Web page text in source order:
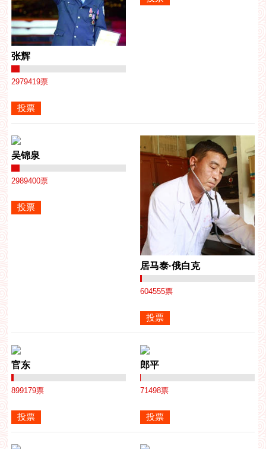
张辉
2979419票
吴锦泉
2989400票
居马泰·俄白克
604555票
官东
899179票
郎平
71498票